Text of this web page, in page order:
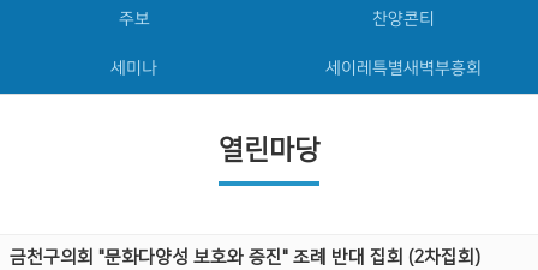
주보 찬양콘티
세미나 세이레특별새벽부흥회
열린마당
금천구의회 "문화다양성 보호와 증진" 조례 반대 집회 (2차집회)